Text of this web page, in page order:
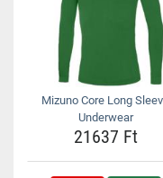
Mizuno Core Long
Underwear
21637 Ft